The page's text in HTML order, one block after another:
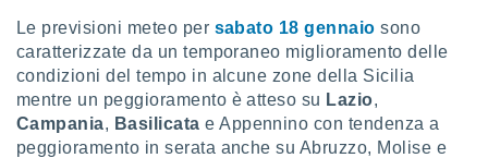
Le previsioni meteo per sabato 18 gennaio sono
caratterizzate da un temporaneo miglioramento delle
condizioni del tempo in alcune zone della Sicilia
mentre un peggioramento è atteso su Lazio,
Campania, Basilicata e Appennino con tendenza a
peggioramento in serata anche su Abruzzo, Molise e